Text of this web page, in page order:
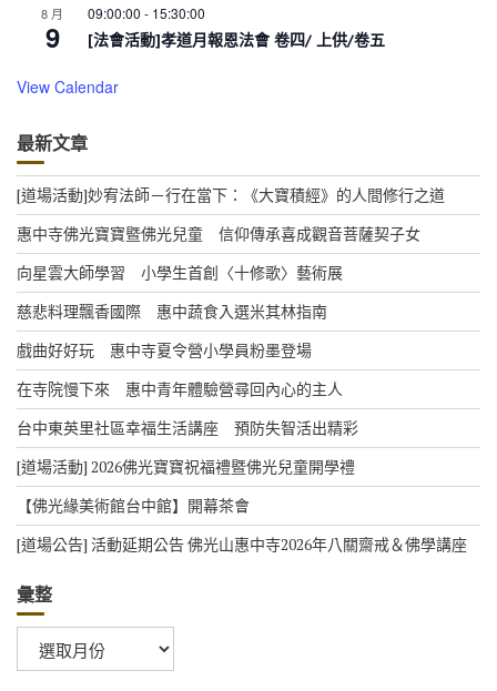
8 月
9
09:00:00 - 15:30:00
[法會活動]孝道月報恩法會 卷四/ 上供/卷五
View Calendar
最新文章
[道場活動]妙宥法師－行在當下：《大寶積經》的人間修行之道
惠中寺佛光寶寶暨佛光兒童 信仰傳承喜成觀音菩薩契子女
向星雲大師學習 小學生首創〈十修歌〉藝術展
慈悲料理飄香國際 惠中蔬食入選米其林指南
戲曲好好玩 惠中寺夏令營小學員粉墨登場
在寺院慢下來 惠中青年體驗營尋回內心的主人
台中東英里社區幸福生活講座 預防失智活出精彩
[道場活動] 2026佛光寶寶祝福禮暨佛光兒童開學禮
【佛光緣美術館台中館】開幕茶會
[道場公告] 活動延期公告 佛光山惠中寺2026年八關齋戒＆佛學講座
彙整